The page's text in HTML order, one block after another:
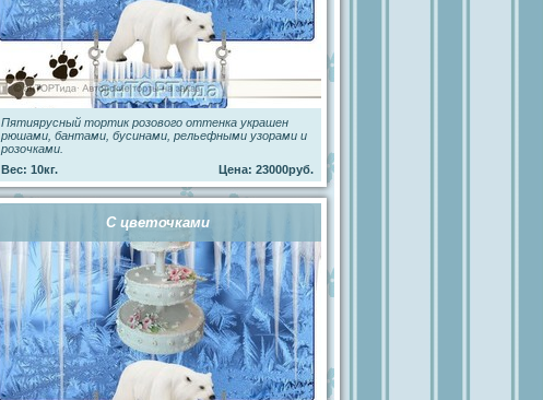
Пятиярусный тортик розового оттенка украшен
рюшами, бантами, бусинами, рельефными узорами и
розочками.
Вес: 10кг.
Цена: 23000руб.
С цветочками